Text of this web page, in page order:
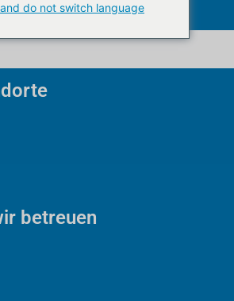
betreuen
do not switch language